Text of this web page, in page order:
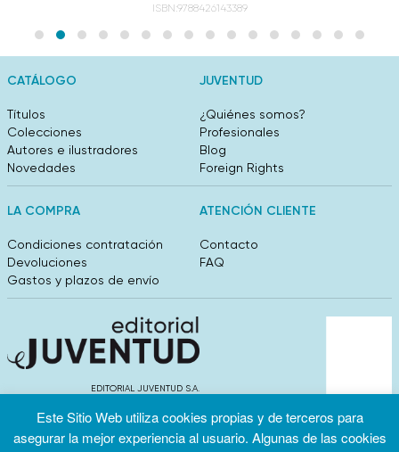
ISBN:9788426143389
CATÁLOGO
Títulos
Colecciones
Autores e ilustradores
Novedades
JUVENTUD
¿Quiénes somos?
Profesionales
Blog
Foreign Rights
LA COMPRA
Condiciones contratación
Devoluciones
Gastos y plazos de envío
ATENCIÓN CLIENTE
Contacto
FAQ
EDITORIAL JUVENTUD S.A.
info@editorialjuventud.es
(+34) 93 444 18 00
Este Sitio Web utiliza cookies propias y de terceros para
asegurar la mejor experiencia al usuario. Algunas de las cookies